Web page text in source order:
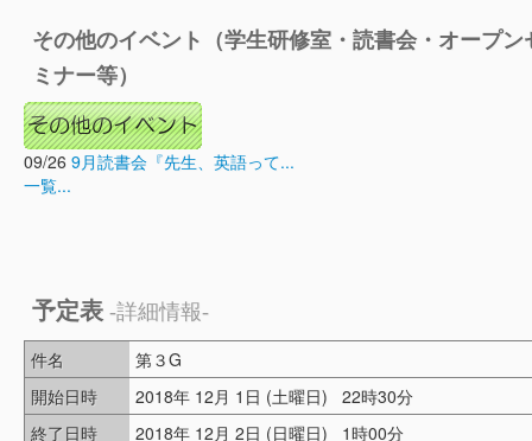
その他のイベント（学生研修室・読書会・オープン
ミナー等）
09/26 9月読書会『先生、英語って...
一覧...
予定表 -詳細情報-
件名
第３G
開始日時
2018年 12月 1日 (土曜日) 22時30分
終了日時
2018年 12月 2日 (日曜日) 1時00分